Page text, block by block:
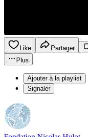
Like Partager
Plus
Ajouter à la playlist
Signaler